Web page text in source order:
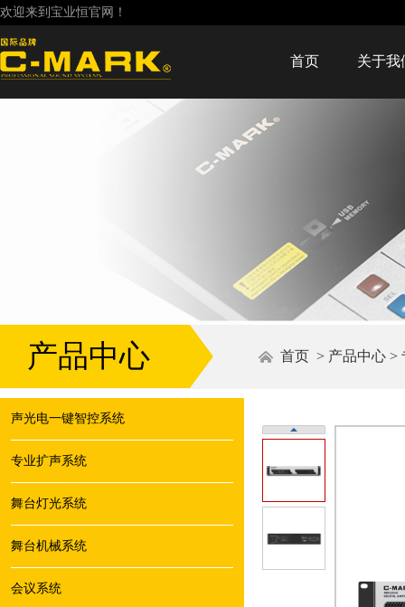
欢迎来到宝业恒官网！
首页 关于我
产品中心 首页 > 产品中心 >
声光电一键智控系统
专业扩声系统
舞台灯光系统
舞台机械系统
会议系统